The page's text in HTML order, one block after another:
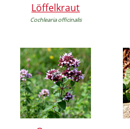
Löffelkraut
Cochlearia officinalis